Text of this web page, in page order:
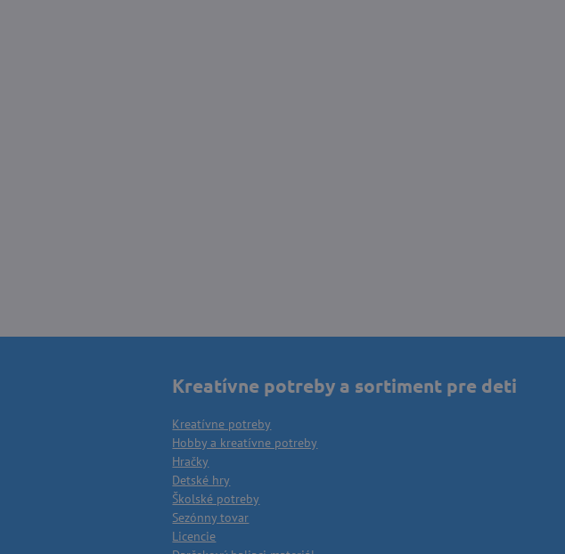
Kreatívne potreby a sortiment pre deti
Kreatívne potreby
Hobby a kreatívne potreby
Hračky
Detské hry
Školské potreby
Sezónny tovar
Licencie